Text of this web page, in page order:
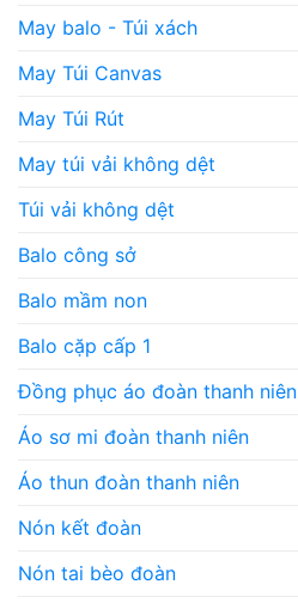
May balo - Túi xách
May Túi Canvas
May Túi Rút
May túi vải không dệt
Túi vải không dệt
Balo công sở
Balo mầm non
Balo cặp cấp 1
Đồng phục áo đoàn thanh niên
Áo sơ mi đoàn thanh niên
Áo thun đoàn thanh niên
Nón kết đoàn
Nón tai bèo đoàn